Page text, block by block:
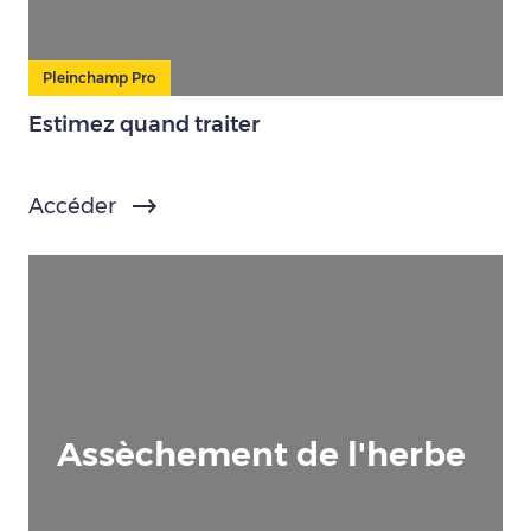
Pleinchamp Pro
Estimez quand traiter
Accéder
Assèchement de l'herbe